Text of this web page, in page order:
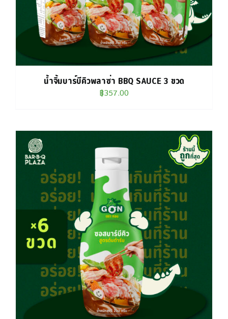
น้ำจิ้มบาร์บีคิวพลาซ่า BBQ SAUCE 3 ขวด
฿357.00